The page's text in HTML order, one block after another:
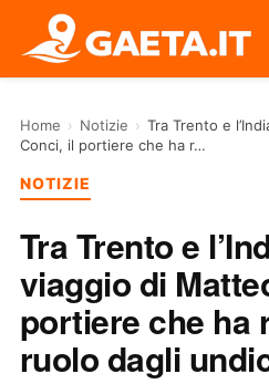
Home › Notizie › Tra Trento e
Conci, il portiere che ha r…
NOTIZIE
Tra Trento e
viaggio di
portiere che ha
ruolo dagli